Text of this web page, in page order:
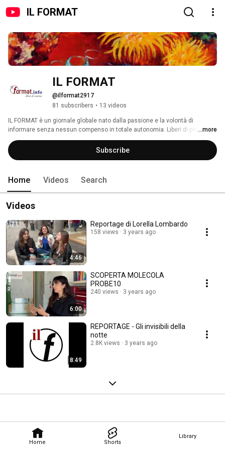
IL FORMAT
Home Shorts
Library
IL FORMAT
@ilformat2917
81 subscribers • 13 videos
IL FORMAT è un giornale globale nato dalla passione e la volontà di
informare senza nessun compenso in totale autonomia. Liberi di pensare,
liberi di scrivere...
...more
Subscribe
Home Videos Search
Videos
4:46
Reportage di Lorella Lombardo
158 views 3 years ago
6:00
SCOPERTA MOLECOLA
PROBE10
240 views 3 years ago
8:49
REPORTAGE - Gli invisibili della
notte
2.8K views 3 years ago